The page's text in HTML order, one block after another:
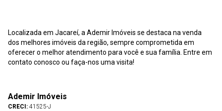
Localizada em Jacareí, a Ademir Imóveis se destaca na venda
dos melhores imóveis da região, sempre comprometida em
oferecer o melhor atendimento para você e sua família. Entre em
contato conosco ou faça-nos uma visita!
Ademir Imóveis
CRECI: 41525-J